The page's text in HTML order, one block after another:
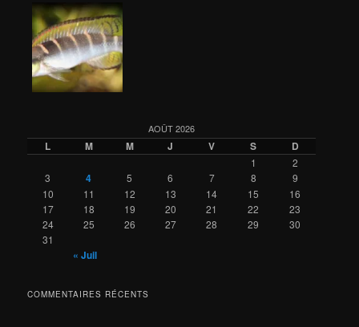
AOÛT 2026
L M M J V S D
1
2
3
4 5 6 7 8
9
10
11 12 13 14 15
16
17
18 19 20 21 22
23
24
25 26 27 28 29
30
31
« Juil
COMMENTAIRES RÉCENTS